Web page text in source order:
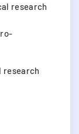
research
research